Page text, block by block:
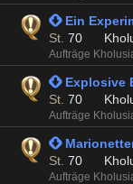
 Ein
St. 70
Aufträge
 Explosive
St. 70
Aufträge

St. 70
Aufträge